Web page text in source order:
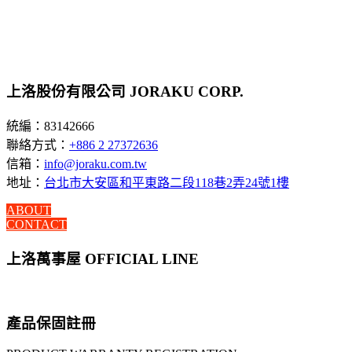
上洛股份有限公司 JORAKU CORP.
統編：83142666
聯絡方式： +886 2 27372636
信箱： info@joraku.com.tw
地址： 台北市大安區和平東路二段118巷2弄24號1樓
ABOUT
CONTACT
上洛萬事屋 OFFICIAL LINE
產品保固註冊